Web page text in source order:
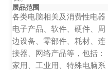
展品范围
各类电脑相关及消费性电器
电子产品、软件、硬件、周
边设备、零部件、耗材、连
接器、网络产品等，包括：
家用、工业用、特殊电脑系